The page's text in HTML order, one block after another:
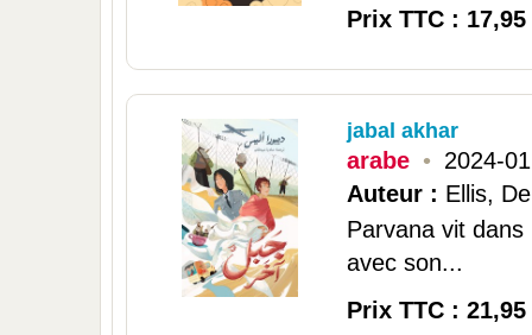
Prix TTC : 17,95
jabal akhar
arabe • 2024-01
Auteur : Ellis,
Parvana vit
avec son...
Prix TTC : 21,95